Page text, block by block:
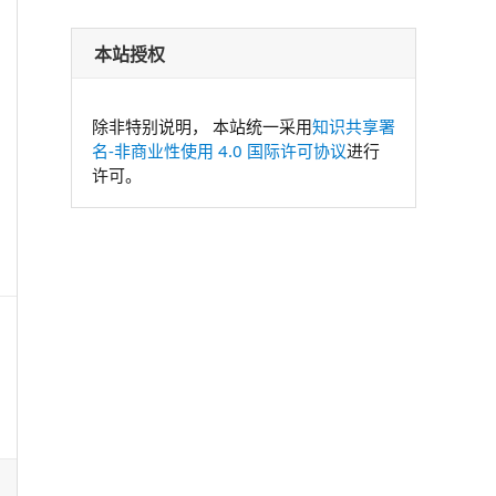
本站授权
除非特别说明， 本站统一采用知识共享署
名-非商业性使用 4.0 国际许可协议进行
许可。